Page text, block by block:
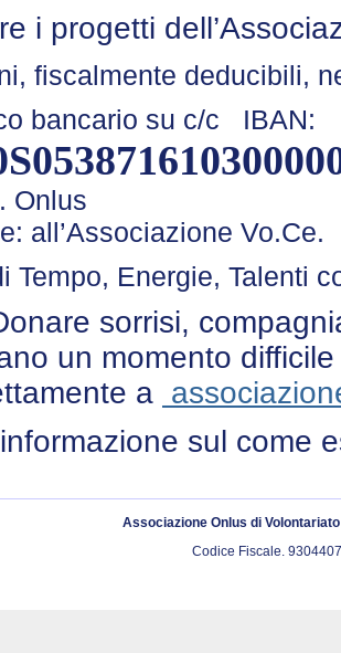
i progetti
fiscalmente deducibili,
bancario su c/c IBAN:
Onlus
all’Associazione
Tempo, Energie, Talenti
sorrisi,
un momento
a
sul come
Associazione Onlus di
Codice Fiscale.